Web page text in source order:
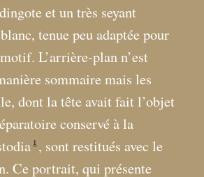
et un très seyant
tenue peu adaptée pour
L’arrière-plan n’est
sommaire mais les
dont la tête avait fait l’objet
conservé à la
1 , sont restitués avec le
Ce portrait, qui présente